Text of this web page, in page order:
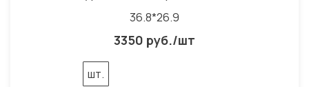
36.8*26.9
3350 руб./шт
шт.